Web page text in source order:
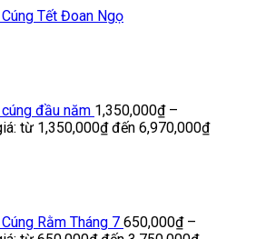
Tết Đoan Ngọ
đầu năm 1,350,000₫ –
từ 1,350,000₫ đến 6,970,000₫
Rằm Tháng 7 650,000₫ –